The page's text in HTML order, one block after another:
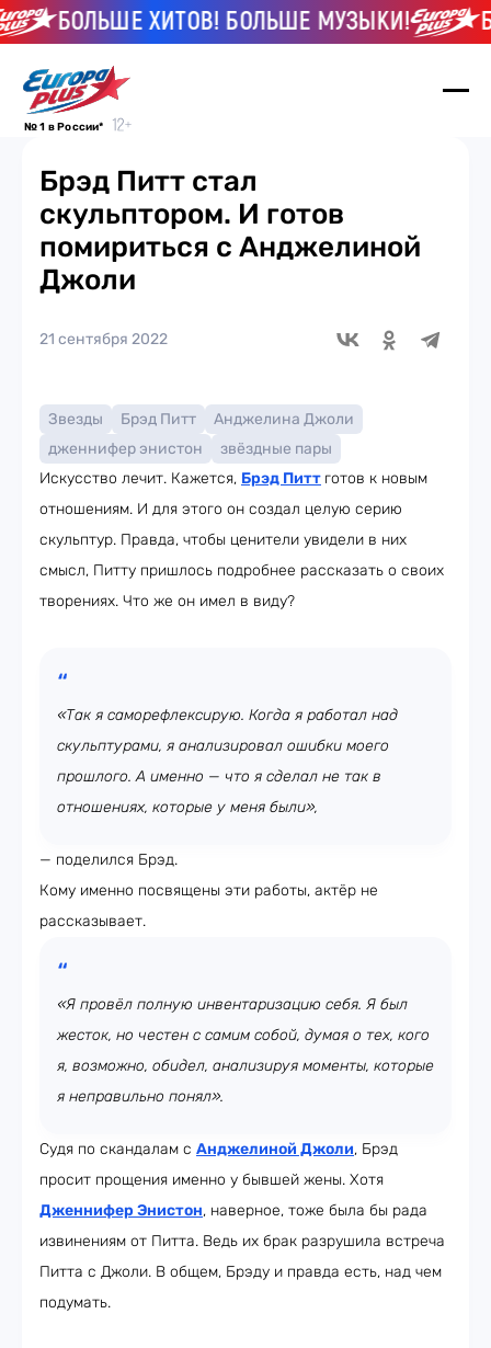
БОЛЬШЕ ХИТОВ! БОЛЬШЕ МУЗЫКИ!
№ 1 в России*
Брэд Питт стал
скульптором. И готов
помириться с Анджелиной
Джоли
21 сентября 2022
Звезды Брэд Питт
Анджелина Джоли
дженнифер энистон
звёздные пары
Искусство лечит. Кажется, Брэд Питт готов к новым
отношениям. И для этого он создал целую серию
скульптур. Правда, чтобы ценители увидели в них
смысл, Питту пришлось подробнее рассказать о своих
творениях. Что же он имел в виду?
«Так я саморефлексирую. Когда я работал над
скульптурами, я анализировал ошибки моего
прошлого. А именно — что я сделал не так в
отношениях, которые у меня были»,
— поделился Брэд.
Кому именно посвящены эти работы, актёр не
рассказывает.
«Я провёл полную инвентаризацию себя. Я был
жесток, но честен с самим собой, думая о тех, кого
я, возможно, обидел, анализируя моменты, которые
я неправильно понял».
Судя по скандалам с Анджелиной Джоли, Брэд
просит прощения именно у бывшей жены. Хотя
Дженнифер Энистон, наверное, тоже была бы рада
извинениям от Питта. Ведь их брак разрушила встреча
Питта с Джоли. В общем, Брэду и правда есть, над чем
подумать.